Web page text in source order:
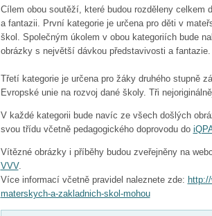
Cílem obou soutěží, které budou rozděleny
a fantazii. První kategorie je určena pro děti v
škol. Společným úkolem v obou kategoriích bude
obrázky s největší dávkou představivosti a fantazie.
Třetí kategorie je určena pro žáky druhého stupně
Evropské unie na rozvoj dané školy. Tři
V každé kategorii bude navíc ze všech došlých
svou třídu včetně pedagogického doprovodu do
Vítězné obrázky i příběhy budou zveřejněny na
VVV.
Více informací včetně pravidel naleznete zde:
materskych-a-zakladnich-skol-mohou